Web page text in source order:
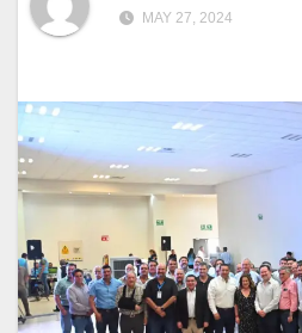
MAY 27, 2024